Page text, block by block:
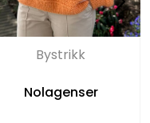
Bystrikk
Nolagenser